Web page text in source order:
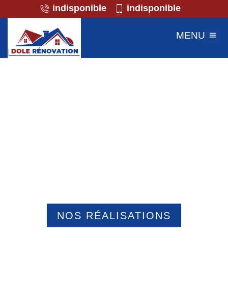
indisponible indisponible
MENU
NOS RÉALISATIONS